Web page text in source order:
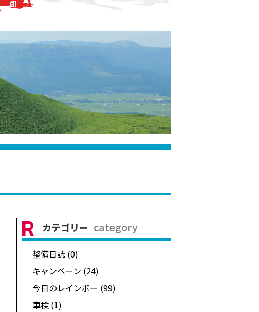
カテゴリー category
整備日誌 (0)
キャンペーン (24)
今日のレインボー (99)
車検 (1)